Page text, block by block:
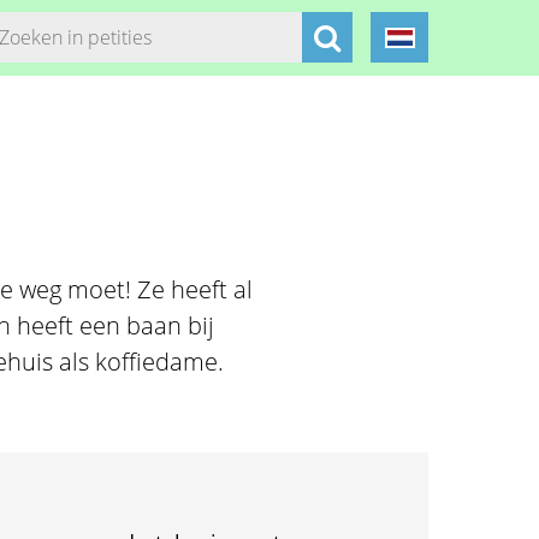
weg moet! Ze heeft al
heeft een baan bij
als koffiedame.